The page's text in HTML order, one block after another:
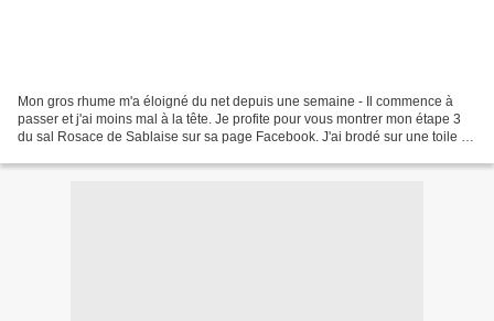
Mon gros rhume m'a éloigné du net depuis une semaine - Il commence à
passer et j'ai moins mal à la tête. Je profite pour vous montrer mon étape 3
du sal Rosace de Sablaise sur sa page Facebook. J'ai brodé sur une toile de